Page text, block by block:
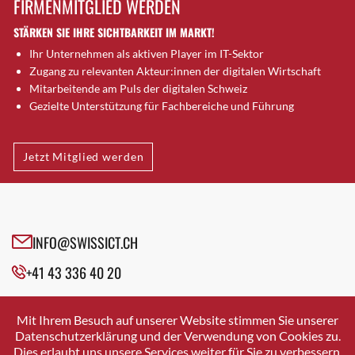
Brugg AG
Brütten
Bubendorf
Bubikon
Buchs (SG)
Bäretswil
Bülach
Cazis
Crissier
Davos Platz
Dierikon
Dietikon
FIRMENMITGLIED WERDEN
STÄRKEN SIE IHRE SICHTBARKEIT IM MARKT!
Ihr Unternehmen als aktiven Player im IT-Sektor
Zugang zu relevanten Akteur:innen der digitalen Wirtschaft
Mitarbeitende am Puls der digitalen Schweiz
Gezielte Unterstützung für Fachbereiche und Führung
Jetzt Mitglied werden
INFO@SWISSICT.CH
+41 43 336 40 20
SWISSICT
VULKANSTRASSE 120
8048 ZURICH
Mit Ihrem Besuch auf unserer Website stimmen Sie unserer
Datenschutzerklärung und der Verwendung von Cookies zu.
Dies erlaubt uns unsere Services weiter für Sie zu verbessern.